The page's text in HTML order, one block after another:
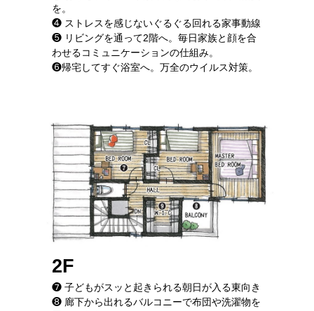
を。
❹ ストレスを感じないぐるぐる回れる家事動線
❺ リビングを通って2階へ。毎日家族と顔を合
わせるコミュニケーションの仕組み。
❻帰宅してすぐ浴室へ。万全のウイルス対策。
2F
❼ 子どもがスッと起きられる朝日が入る東向き
❽ 廊下から出れるバルコニーで布団や洗濯物を